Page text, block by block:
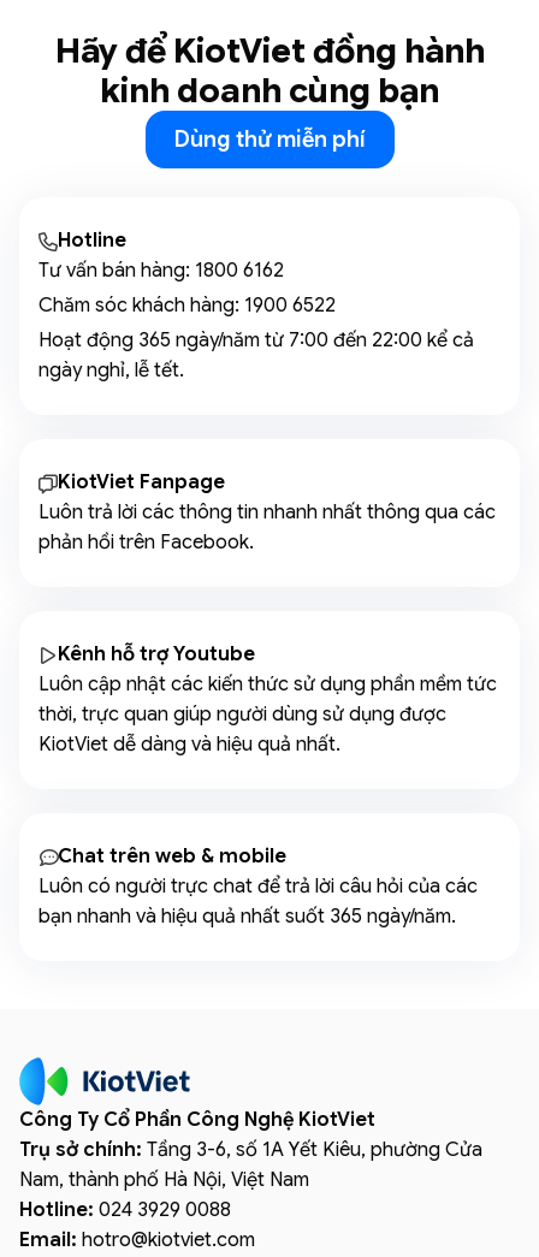
Hãy để KiotViet đồng hành
kinh doanh cùng bạn
Dùng thử miễn phí
Hotline
Tư vấn bán hàng: 1800 6162
Chăm sóc khách hàng: 1900 6522
Hoạt động 365 ngày/năm từ 7:00 đến 22:00 kể cả
ngày nghỉ, lễ tết.
KiotViet Fanpage
Luôn trả lời các thông tin nhanh nhất thông qua các
phản hồi trên Facebook.
Kênh hỗ trợ Youtube
Luôn cập nhật các kiến thức sử dụng phần mềm tức
thời, trực quan giúp người dùng sử dụng được
KiotViet dễ dàng và hiệu quả nhất.
Chat trên web & mobile
Luôn có người trực chat để trả lời câu hỏi của các
bạn nhanh và hiệu quả nhất suốt 365 ngày/năm.
Công Ty Cổ Phần Công Nghệ KiotViet
Trụ sở chính: Tầng 3-6, số 1A Yết Kiêu, phường Cửa
Nam, thành phố Hà Nội, Việt Nam
Hotline: 024 3929 0088
Email: hotro@kiotviet.com